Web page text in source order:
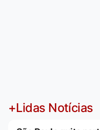
+Lidas Notícias